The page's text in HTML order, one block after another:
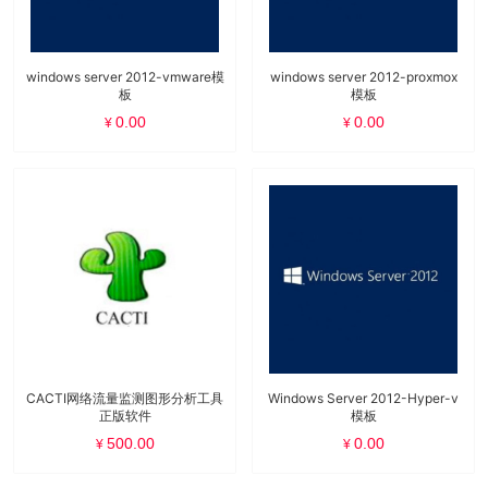
windows server 2012-vmware模
板
¥ 0.00
windows server 2012-proxmox
模板
¥ 0.00
CACTI网络流量监测图形分析工具
正版软件
¥ 500.00
Windows Server 2012-Hyper-v
模板
¥ 0.00